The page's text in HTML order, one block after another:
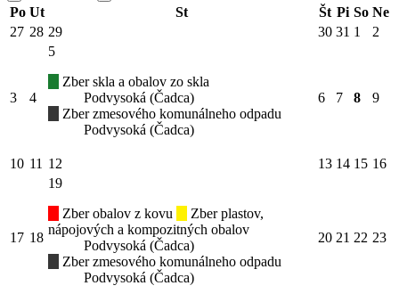
Po Ut St Št Pi So Ne
27 28 29 30 31 1 2
3 4
5
Zber skla a obalov zo skla
Podvysoká (Čadca)
Zber zmesového komunálneho odpadu
Podvysoká (Čadca)
6 7 8 9
10 11 12 13 14 15 16
17 18
19
Zber obalov z kovu
Zber plastov,
nápojových a kompozitných obalov
Podvysoká (Čadca)
Zber zmesového komunálneho odpadu
Podvysoká (Čadca)
20 21 22 23